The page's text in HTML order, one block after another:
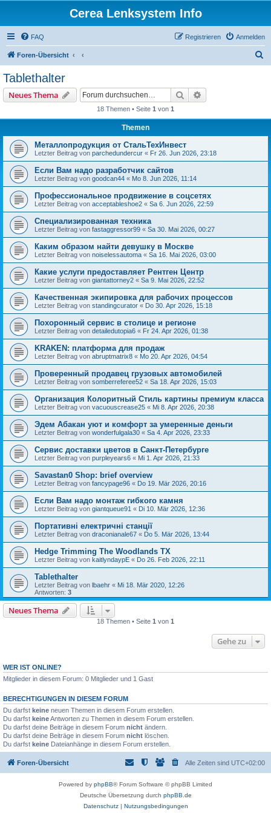
Cerea Lenksystem Info
FAQ Anmelden
Registrieren
Foren-Übersicht
Tablethalter
Neues Thema Suche
18 Themen • Seite 1 von 1
Themen
Металлопродукция от СтальТехИнвест
Letzter Beitrag von parchedundercur « Fr 26. Jun 2026, 23:18
Если Вам надо разработчик сайтов
Letzter Beitrag von goodcan44 « Mo 8. Jun 2026, 11:14
Профессиональное продвижение в соцсетях
Letzter Beitrag von acceptableshoe2 « Sa 6. Jun 2026, 22:59
Специализированная техника
Letzter Beitrag von fastaggressor99 « Sa 30. Mai 2026, 00:27
Каким образом найти девушку в Москве
Letzter Beitrag von noiselessautoma « Sa 16. Mai 2026, 03:00
Какие услуги предоставляет Рентген Центр
Letzter Beitrag von giantattorney2 « Sa 9. Mai 2026, 22:52
Качественная экипировка для рабочих процессов
Letzter Beitrag von standingcurator « Do 30. Apr 2026, 15:18
Похоронный сервис в столице и регионе
Letzter Beitrag von detailedutopia6 « Fr 24. Apr 2026, 01:38
KRAKEN: платформа для продаж
Letzter Beitrag von abruptmatrix8 « Mo 20. Apr 2026, 04:54
Проверенный продавец грузовых автомобилей
Letzter Beitrag von somberreferee52 « Sa 18. Apr 2026, 15:03
Организация Колоритный Стиль картины премиум класса
Letzter Beitrag von vacuouscrease25 « Mi 8. Apr 2026, 20:38
Эдем Абакан уют и комфорт за умеренные деньги
Letzter Beitrag von wonderfulgala30 « Sa 4. Apr 2026, 23:33
Сервис доставки цветов в Санкт-Петербурге
Letzter Beitrag von purpleyears6 « Mi 1. Apr 2026, 21:33
Savastan0 Shop: brief overview
Letzter Beitrag von fancypage96 « Do 19. Mär 2026, 20:16
Если Вам надо монтаж гибкого камня
Letzter Beitrag von giantqueue91 « Di 10. Mär 2026, 12:36
Портативні електричні станції
Letzter Beitrag von draconianale67 « Do 5. Mär 2026, 13:44
Hedge Trimming The Woodlands TX
Letzter Beitrag von kaitlyndaypE « Do 26. Feb 2026, 22:11
Tablethalter
Letzter Beitrag von lbaehr « Mi 18. Mär 2020, 12:26
Antworten: 3
Neues Thema
18 Themen • Seite 1 von 1
Gehe zu
WER IST ONLINE?
Mitglieder in diesem Forum: 0 Mitglieder und 1 Gast
BERECHTIGUNGEN IN DIESEM FORUM
Du darfst keine neuen Themen in diesem Forum erstellen.
Du darfst keineAntworten zu Themen in diesem Forum erstellen.
Du darfst deine Beiträge in diesem Forum nicht ändern.
Du darfst deine Beiträge in diesem Forum nicht löschen.
Du darfst keine Dateianhänge in diesem Forum erstellen.
Foren-Übersicht Alle Zeiten sind UTC+02:00
Powered by phpBB® Forum Software © phpBB Limited
Deutsche Übersetzung durch phpBB.de
Datenschutz| Nutzungsbedingungen